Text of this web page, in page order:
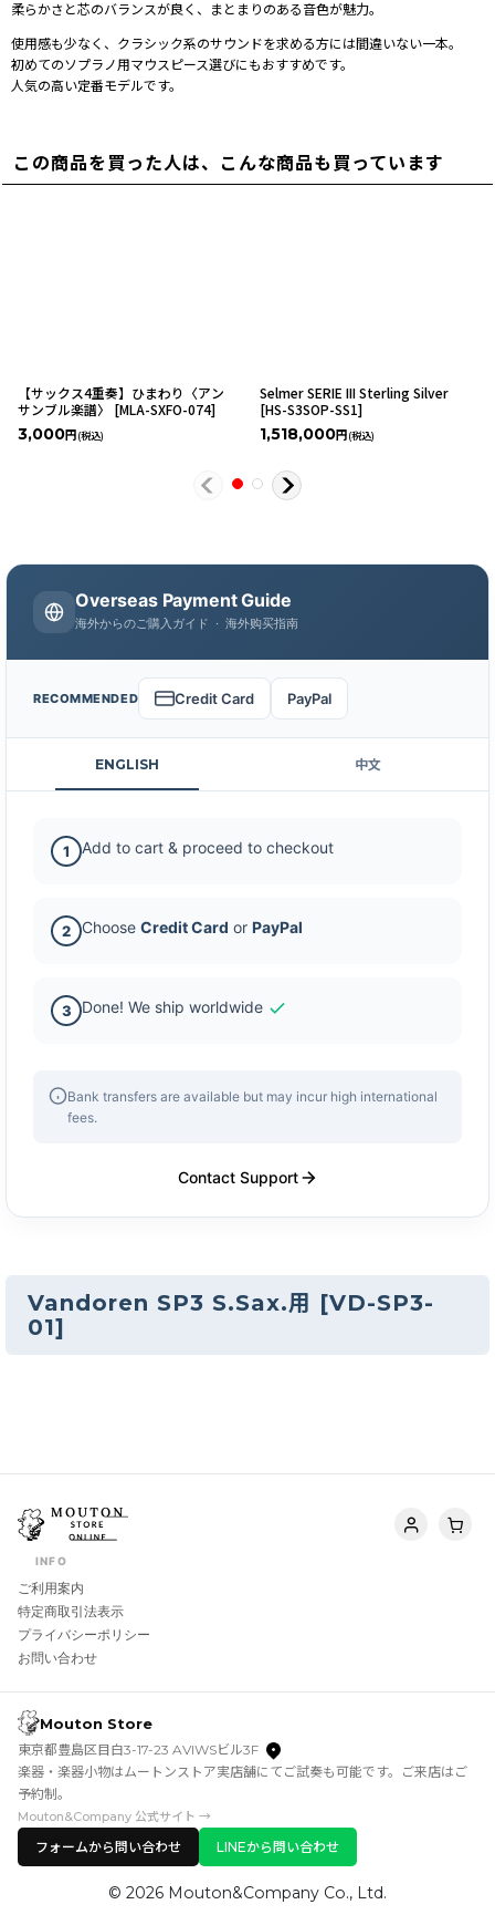
Vandoren SP3 S.Sax.用 [VD-SP3-
01]
柔らかさと芯のバランスが良く、まとまりのある音色が魅力。
使用感も少なく、クラシック系のサウンドを求める方には間違いない一本。
初めてのソプラノ用マウスピース選びにもおすすめです。
人気の高い定番モデルです。
この商品を買った人は、こんな商品も買っています
【サックス4重奏】ひまわり〈アン
サンブル楽譜〉
[MLA-SXFO-074]
3,000円 (税込)
Selmer SERIE III Sterling Silver
[HS-S3SOP-SS1]
1,518,000円 (税込)
Overseas Payment Guide
海外からのご購入ガイド · 海外购买指南
RECOMMENDED Credit Card PayPal
ENGLISH 中文
1 Add to cart & proceed to checkout
2 Choose Credit Card or PayPal
3 Done! We ship worldwide
Bank transfers are available but may incur high international
fees.
Contact Support
INFO
ご利用案内
特定商取引法表示
プライバシーポリシー
お問い合わせ
Mouton Store
東京都豊島区目白3-17-23 AVIWSビル3F
楽器・楽器小物はムートンストア実店舗にてご試奏も可能です。ご来店はご
予約制。
Mouton&Company 公式サイト →
フォームから問い合わせ LINEから問い合わせ
© 2026 Mouton&Company Co., Ltd.